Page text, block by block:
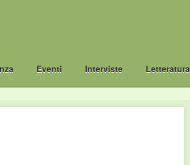
Eventi Interviste Letteratura